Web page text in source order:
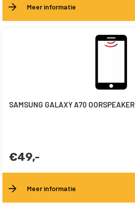
Meer informatie
SAMSUNG GALAXY A70 OORSPEAKER
€49,-
Meer informatie